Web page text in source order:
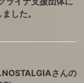
した。
さんの